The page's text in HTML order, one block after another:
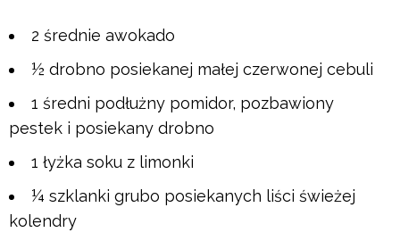
2 średnie awokado
½ drobno posiekanej małej czerwonej cebuli
1 średni podłużny pomidor, pozbawiony
pestek i posiekany drobno
1 łyżka soku z limonki
¼ szklanki grubo posiekanych liści świeżej
kolendry